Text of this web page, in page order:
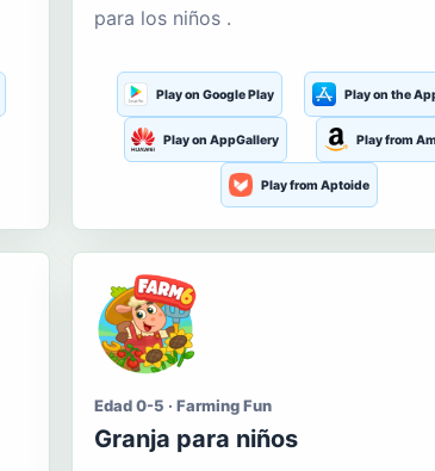
para los niños .
Play on Google Play Play on the
Play on AppGallery Play from
Play from Aptoide
Edad 0-5 · Farming Fun
Granja para niños